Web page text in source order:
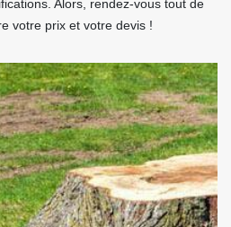
Alors, rendez-vous tout de
votre prix et votre devis !